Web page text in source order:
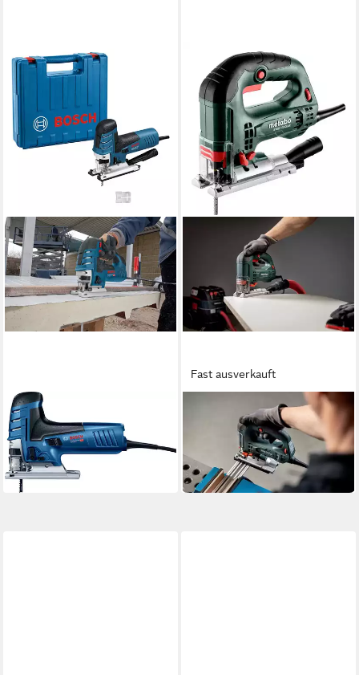
BOSCH PROFESSIONAL
Stichsäge »GST 150 CE«
179,00 € UVP315,35 €
-43%
in 1-2 Werktagen bei dir
Fast ausverkauft
Stichsäge STEB 100 Quick
in 4-5 Werktagen bei dir